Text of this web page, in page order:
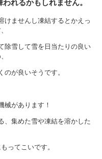
れるかもしれません。
けませんし凍結するとかえっ
除雪して雪を日当たりの良い
が良いそうです。
械があります！
、集めた雪や凍結を溶かした
ってこいです。